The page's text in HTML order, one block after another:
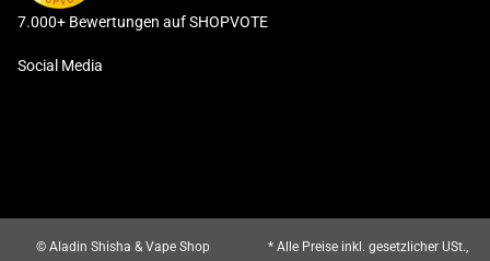
7.000+ Bewertungen auf SHOPVOTE
Social Media
© Aladin Shisha & Vape Shop
* Alle Preise inkl. gesetzlicher USt.,